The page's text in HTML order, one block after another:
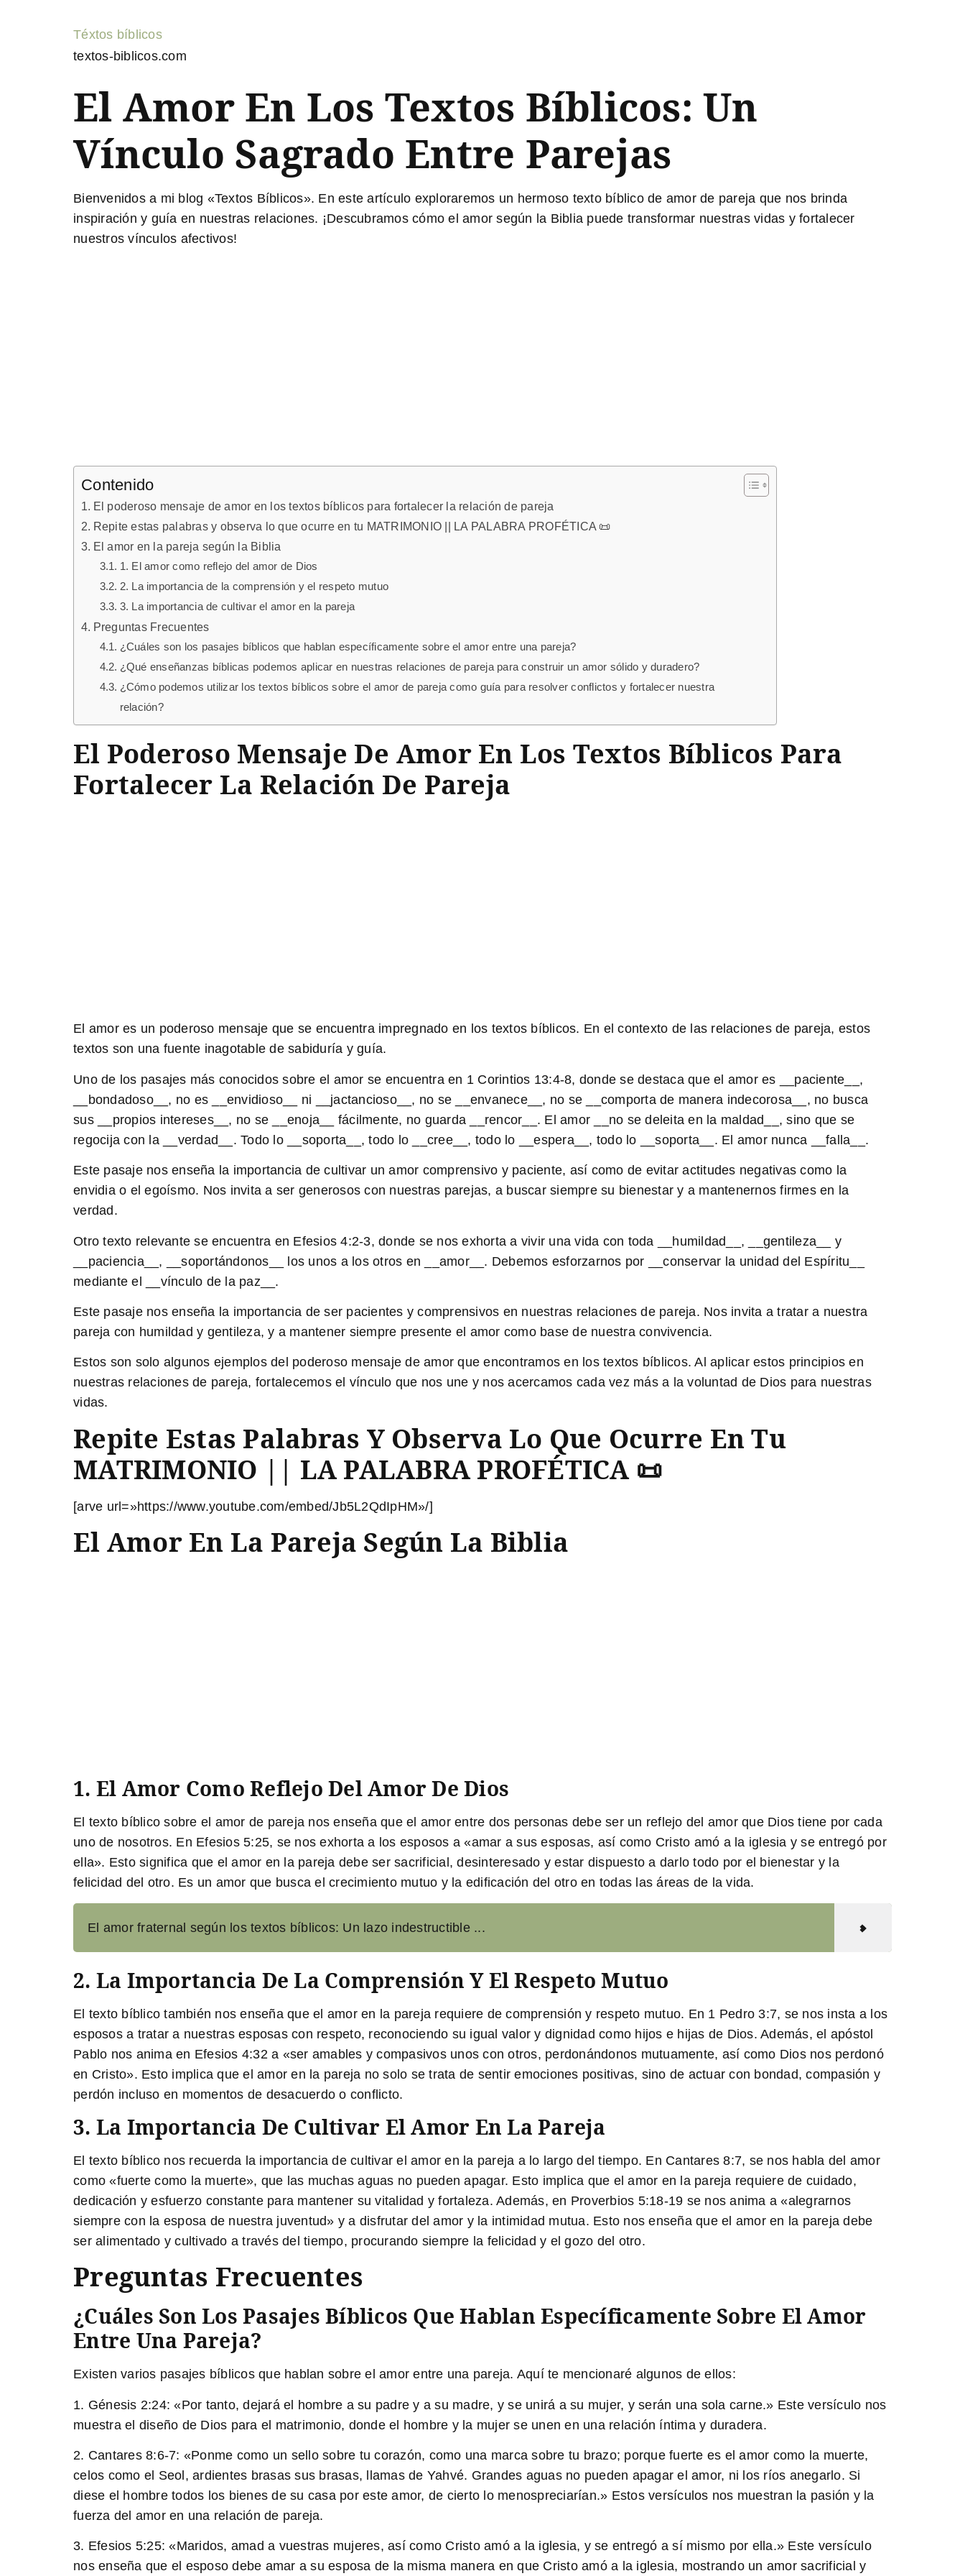
Téxtos bíblicos
textos-biblicos.com
El Amor En Los Textos Bíblicos: Un
Vínculo Sagrado Entre Parejas
Bienvenidos a mi blog «Textos Bíblicos». En este artículo exploraremos un hermoso texto bíblico de amor de pareja que nos brinda
inspiración y guía en nuestras relaciones. ¡Descubramos cómo el amor según la Biblia puede transformar nuestras vidas y fortalecer
nuestros vínculos afectivos!
Contenido
El poderoso mensaje de amor en los textos bíblicos para fortalecer la relación de pareja
Repite estas palabras y observa lo que ocurre en tu MATRIMONIO || LA PALABRA PROFÉTICA 📜
El amor en la pareja según la Biblia
1. El amor como reflejo del amor de Dios
2. La importancia de la comprensión y el respeto mutuo
3. La importancia de cultivar el amor en la pareja
Preguntas Frecuentes
¿Cuáles son los pasajes bíblicos que hablan específicamente sobre el amor entre una pareja?
¿Qué enseñanzas bíblicas podemos aplicar en nuestras relaciones de pareja para construir un amor sólido y duradero?
¿Cómo podemos utilizar los textos bíblicos sobre el amor de pareja como guía para resolver conflictos y fortalecer nuestra
relación?
El Poderoso Mensaje De Amor En Los Textos Bíblicos Para
Fortalecer La Relación De Pareja
El amor es un poderoso mensaje que se encuentra impregnado en los textos bíblicos. En el contexto de las relaciones de pareja, estos
textos son una fuente inagotable de sabiduría y guía.
Uno de los pasajes más conocidos sobre el amor se encuentra en 1 Corintios 13:4-8, donde se destaca que el amor es __ paciente __,
bondadoso__, no es __ envidioso __ ni __ jactancioso__, no se __ envanece__, no se __ comporta de manera indecorosa __, no busca
sus __ propios intereses__, no se __ enoja __ fácilmente, no guarda __ rencor __. El amor __ no se deleita en la maldad __, sino que se
regocija con la __ verdad __. Todo lo __ soporta __, todo lo __ cree__, todo lo __espera__, todo lo __soporta __. El amor nunca __ falla __.
Este pasaje nos enseña la importancia de cultivar un amor comprensivo y paciente, así como de evitar actitudes negativas como la
envidia o el egoísmo. Nos invita a ser generosos con nuestras parejas, a buscar siempre su bienestar y a mantenernos firmes en la
verdad.
Otro texto relevante se encuentra en Efesios 4:2-3, donde se nos exhorta a vivir una vida con toda __ humildad __, __ gentileza __ y
paciencia__, __soportándonos __ los unos a los otros en __ amor__. Debemos esforzarnos por __conservar la unidad del Espíritu
mediante el __ vínculo de la paz __.
Este pasaje nos enseña la importancia de ser pacientes y comprensivos en nuestras relaciones de pareja. Nos invita a tratar a nuestra
pareja con humildad y gentileza, y a mantener siempre presente el amor como base de nuestra convivencia.
Estos son solo algunos ejemplos del poderoso mensaje de amor que encontramos en los textos bíblicos. Al aplicar estos principios en
nuestras relaciones de pareja, fortalecemos el vínculo que nos une y nos acercamos cada vez más a la voluntad de Dios para nuestras
vidas.
Repite Estas Palabras Y Observa Lo Que Ocurre En Tu
MATRIMONIO || LA PALABRA PROFÉTICA 📜
[arve url=»https://www.youtube.com/embed/Jb5L2QdIpHM»/]
El Amor En La Pareja Según La Biblia
1. El Amor Como Reflejo Del Amor De Dios
El texto bíblico sobre el amor de pareja nos enseña que el amor entre dos personas debe ser un reflejo del amor que Dios tiene por cada
uno de nosotros. En Efesios 5:25, se nos exhorta a los esposos a «amar a sus esposas, así como Cristo amó a la iglesia y se entregó por
ella». Esto significa que el amor en la pareja debe ser sacrificial, desinteresado y estar dispuesto a darlo todo por el bienestar y la
felicidad del otro. Es un amor que busca el crecimiento mutuo y la edificación del otro en todas las áreas de la vida.
El amor fraternal según los textos bíblicos: Un lazo indestructible ...
2. La Importancia De La Comprensión Y El Respeto Mutuo
El texto bíblico también nos enseña que el amor en la pareja requiere de comprensión y respeto mutuo. En 1 Pedro 3:7, se nos insta a los
esposos a tratar a nuestras esposas con respeto, reconociendo su igual valor y dignidad como hijos e hijas de Dios. Además, el apóstol
Pablo nos anima en Efesios 4:32 a «ser amables y compasivos unos con otros, perdonándonos mutuamente, así como Dios nos perdonó
en Cristo». Esto implica que el amor en la pareja no solo se trata de sentir emociones positivas, sino de actuar con bondad, compasión y
perdón incluso en momentos de desacuerdo o conflicto.
3. La Importancia De Cultivar El Amor En La Pareja
El texto bíblico nos recuerda la importancia de cultivar el amor en la pareja a lo largo del tiempo. En Cantares 8:7, se nos habla del amor
como «fuerte como la muerte», que las muchas aguas no pueden apagar. Esto implica que el amor en la pareja requiere de cuidado,
dedicación y esfuerzo constante para mantener su vitalidad y fortaleza. Además, en Proverbios 5:18-19 se nos anima a «alegrarnos
siempre con la esposa de nuestra juventud» y a disfrutar del amor y la intimidad mutua. Esto nos enseña que el amor en la pareja debe
ser alimentado y cultivado a través del tiempo, procurando siempre la felicidad y el gozo del otro.
Preguntas Frecuentes
¿Cuáles Son Los Pasajes Bíblicos Que Hablan Específicamente Sobre El Amor
Entre Una Pareja?
Existen varios pasajes bíblicos que hablan sobre el amor entre una pareja. Aquí te mencionaré algunos de ellos:
1. Génesis 2:24:«Por tanto, dejará el hombre a su padre y a su madre, y se unirá a su mujer, y serán una sola carne.» Este versículo nos
muestra el diseño de Dios para el matrimonio, donde el hombre y la mujer se unen en una relación íntima y duradera.
2. Cantares 8:6-7: «Ponme como un sello sobre tu corazón, como una marca sobre tu brazo; porque fuerte es el amor como la muerte,
celos como el Seol, ardientes brasas sus brasas, llamas de Yahvé. Grandes aguas no pueden apagar el amor, ni los ríos anegarlo. Si
diese el hombre todos los bienes de su casa por este amor, de cierto lo menospreciarían.» Estos versículos nos muestran la pasión y la
fuerza del amor en una relación de pareja.
3. Efesios 5:25:«Maridos, amad a vuestras mujeres, así como Cristo amó a la iglesia, y se entregó a sí mismo por ella.» Este versículo
nos enseña que el esposo debe amar a su esposa de la misma manera en que Cristo amó a la iglesia, mostrando un amor sacrificial y